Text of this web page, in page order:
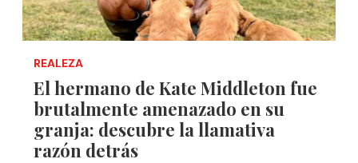
REALEZA
El hermano de Kate Middleton fue
brutalmente amenazado en su
granja: descubre la llamativa
razón detrás